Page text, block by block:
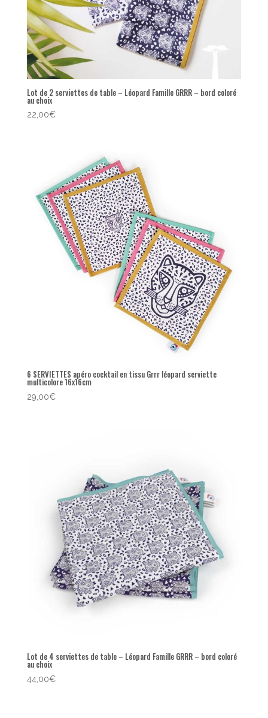
Lot de 2 serviettes de table – Léopard Famille GRRR – bord coloré
au choix
22,00€
6 SERVIETTES apéro cocktail en tissu Grrr léopard serviette
multicolore 16x16cm
29,00€
Lot de 4 serviettes de table – Léopard Famille GRRR – bord coloré
au choix
44,00€